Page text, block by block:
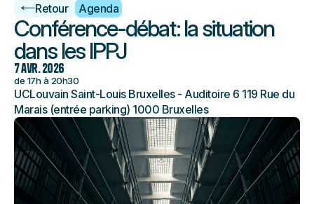
Retour Agenda
Conférence-débat : la situation
dans les IPPJ
7 avr. 2026
de 17h à 20h30
UCLouvain Saint-Louis Bruxelles - Auditoire 6 119 Rue du
Marais (entrée parking) 1000 Bruxelles